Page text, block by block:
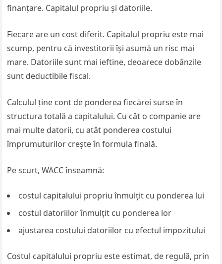
finanțare. Capitalul propriu și datoriile.
Fiecare are un cost diferit. Capitalul propriu este mai
scump, pentru că investitorii își asumă un risc mai
mare. Datoriile sunt mai ieftine, deoarece dobânzile
sunt deductibile fiscal.
Calculul ține cont de ponderea fiecărei surse în
structura totală a capitalului. Cu cât o companie are
mai multe datorii, cu atât ponderea costului
împrumuturilor crește în formula finală.
Pe scurt, WACC înseamnă:
costul capitalului propriu înmulțit cu ponderea lui
costul datoriilor înmulțit cu ponderea lor
ajustarea costului datoriilor cu efectul impozitului
Costul capitalului propriu este estimat, de regulă, prin